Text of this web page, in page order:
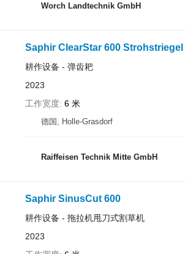
Worch Landtechnik GmbH
Saphir ClearStar 600 Strohstriegel
耕作设备 - 弹齿耙
2023
工作宽度 6 米
德国, Holle-Grasdorf
Raiffeisen Technik Mitte GmbH
Saphir SinusCut 600
耕作设备 - 拖拉机甩刀式割草机
2023